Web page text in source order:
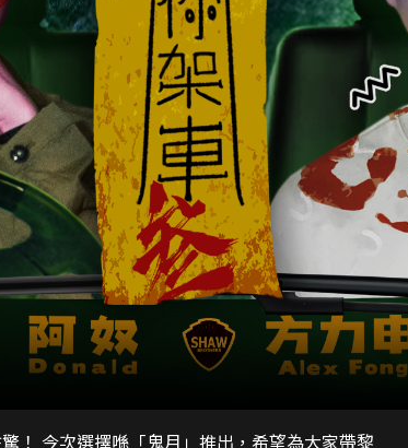
！ 今次選擇喺「鬼月」推出，希望為大家帶黎